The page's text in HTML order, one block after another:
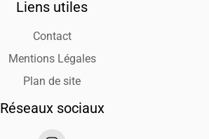
Liens utiles
Contact
Mentions Légales
Plan de site
Réseaux sociaux